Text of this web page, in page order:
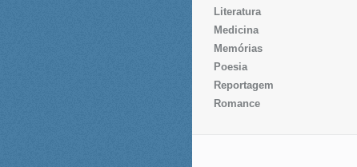
Literatura
Medicina
Memórias
Poesia
Reportagem
Romance